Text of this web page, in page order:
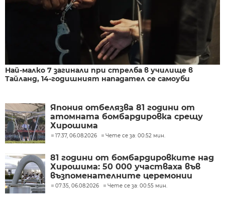
Най-малко 7 загинали при стрелба в училище в
Тайланд, 14-годишният нападател се самоуби
Япония отбелязва 81 години от
атомната бомбардировка срещу
Хирошима
17:37, 06.08.2026 Чете се за: 00:52 мин.
81 години от бомбардировките над
Хирошима: 50 000 участваха във
възпоменателните церемонии
07:35, 06.08.2026 Чете се за: 00:55 мин.